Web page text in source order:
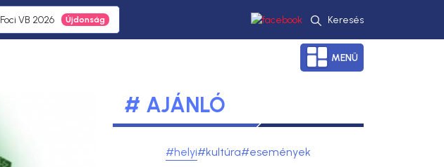
Foci VB 2026 Keresés
MENÜ
# AJÁNLÓ
#helyi#kultúra#események